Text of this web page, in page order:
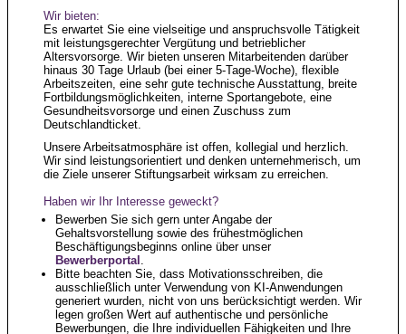
Wir bieten:
Es erwartet Sie eine vielseitige und anspruchsvolle Tätigkeit
mit leistungsgerechter Vergütung und betrieblicher
Altersvorsorge. Wir bieten unseren Mitarbeitenden darüber
hinaus 30 Tage Urlaub (bei einer 5-Tage-Woche), flexible
Arbeitszeiten, eine sehr gute technische Ausstattung, breite
Fortbildungsmöglichkeiten, interne Sportangebote, eine
Gesundheitsvorsorge und einen Zuschuss zum
Deutschlandticket.
Unsere Arbeitsatmosphäre ist offen, kollegial und herzlich.
Wir sind leistungsorientiert und denken unternehmerisch, um
die Ziele unserer Stiftungsarbeit wirksam zu erreichen.
Haben wir Ihr Interesse geweckt?
Bewerben Sie sich gern unter Angabe der
Gehaltsvorstellung sowie des frühestmöglichen
Beschäftigungsbeginns online über unser
Bewerberportal
Bitte beachten Sie, dass Motivationsschreiben, die
ausschließlich unter Verwendung von KI-Anwendungen
generiert wurden, nicht von uns berücksichtigt werden. Wir
legen großen Wert auf authentische und persönliche
Bewerbungen, die Ihre individuellen Fähigkeiten und Ihre